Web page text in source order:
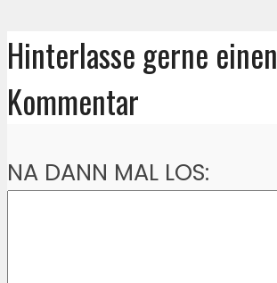
Hinterlasse gerne einen
Kommentar
NA DANN MAL LOS: